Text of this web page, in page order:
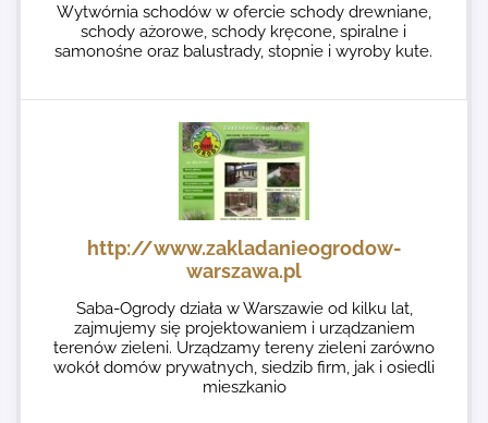
Wytwórnia schodów w ofercie schody drewniane,
schody ażorowe, schody kręcone, spiralne i
samonośne oraz balustrady, stopnie i wyroby kute.
http://www.zakladanieogrodow-
warszawa.pl
Saba-Ogrody działa w Warszawie od kilku lat,
zajmujemy się projektowaniem i urządzaniem
terenów zieleni. Urządzamy tereny zieleni zarówno
wokół domów prywatnych, siedzib firm, jak i osiedli
mieszkanio